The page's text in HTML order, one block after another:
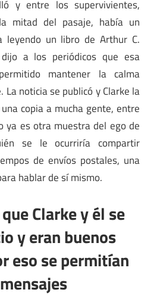
y entre los supervivientes,
mitad del pasaje, había un
leyendo un libro de Arthur C.
a los periódicos que esa
mantener la calma
La noticia se publicó y Clarke la
copia a mucha gente, entre
ya es otra muestra del ego de
se le ocurriría compartir
de envíos postales, una
hablar de sí mismo.
Clarke y él se
y eran buenos
eso se permitían